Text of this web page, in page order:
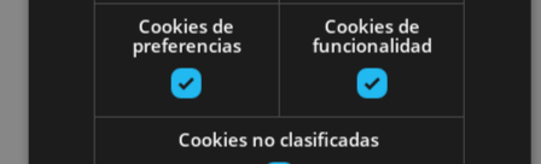
Accesibilidad cognitiva
Accesibilidad física
Plan disponible solo para turistas alojados
Cookies de
preferencias
Cookies de
funcionalidad
Cookies no clasificadas